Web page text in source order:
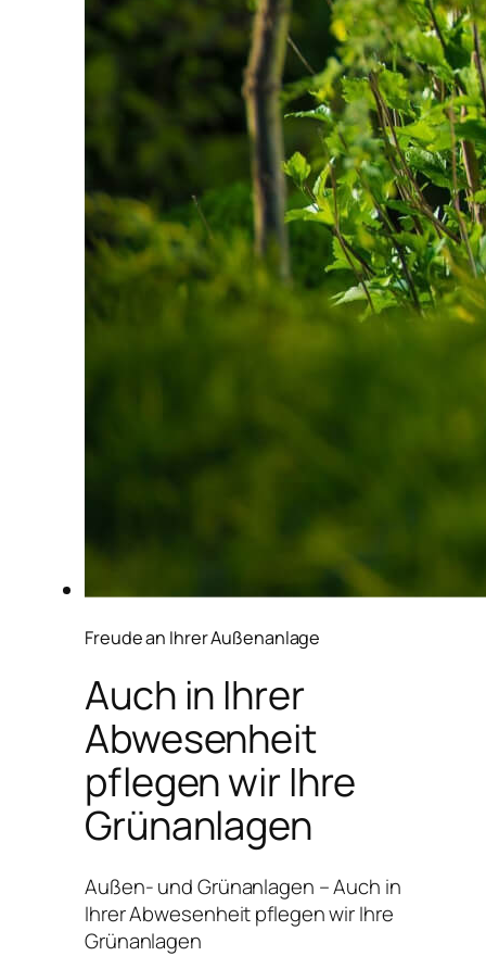
Freude an Ihrer Außenanlage
Auch in Ihrer
Abwesenheit
pflegen wir Ihre
Grünanlagen
Außen- und Grünanlagen – Auch in
Ihrer Abwesenheit pflegen wir Ihre
Grünanlagen